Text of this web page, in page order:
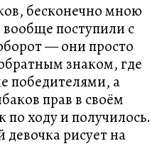
бесконечно мною
поступили с
— они просто
знаком, где
победителями, а
прав в своём
по ходу и получилось.
девочка рисует на